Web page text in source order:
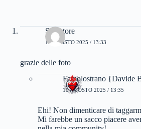
Salvatore
19 AGOSTO 2025 / 13:33
grazie delle foto
Famolostrano {Davide
19 AGOSTO 2025 / 13:35
Ehi! Non dimenticare di
Mi farebbe un sacco piacere